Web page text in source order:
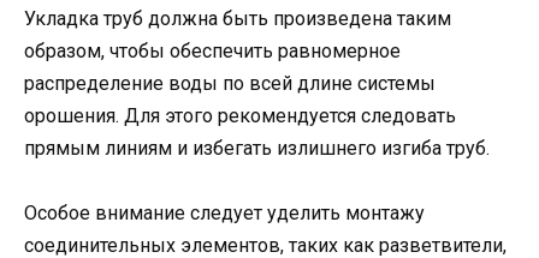
Укладка труб должна быть произведена таким
образом, чтобы обеспечить равномерное
распределение воды по всей длине системы
орошения. Для этого рекомендуется следовать
прямым линиям и избегать излишнего изгиба труб.
Особое внимание следует уделить монтажу
соединительных элементов, таких как разветвители,